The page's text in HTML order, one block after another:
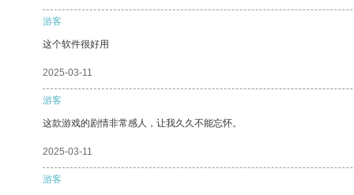
游客
这个软件很好用
2025-03-11
游客
这款游戏的剧情非常感人，让我久久不能忘怀。
2025-03-11
游客